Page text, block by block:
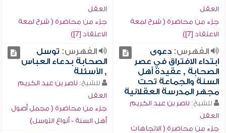
العقل
جزء من محاضرة ( شرح لمعة
الاعتقاد [7])
العقل
جزء من محاضرة ( شرح لمعة
الاعتقاد [7])
الفهرس:دعوى
ابتداء الافتراق في عصر
الصحابة , عقيدة أهل
السنة والجماعة تحت
مجهر المدرسة العقلانية
للشيخ: ناصر بن عبد الكريم
العقل
جزء من محاضرة ( الاتجاهات
الفهرس: توسل
الصحابة بدعاء العباس
, الأسئلة
للشيخ: ناصر بن عبد الكريم
العقل
جزء من محاضرة ( مجمل أصول
أهل السنة - أنواع التوسل)